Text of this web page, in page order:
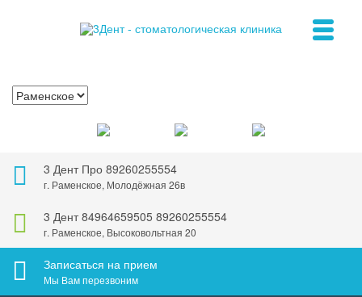
3 Дент Про 89260255554
г. Раменское, Молодёжная 26в
3 Дент84964659505 89260255554
г. Раменское, Высоковольтная 20
Записаться на прием
Мы Вам перезвоним